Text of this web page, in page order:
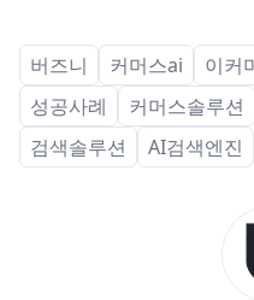
버즈니 커머스ai 이커
성공사례
커머스솔루션
검색솔루션
AI검색엔진